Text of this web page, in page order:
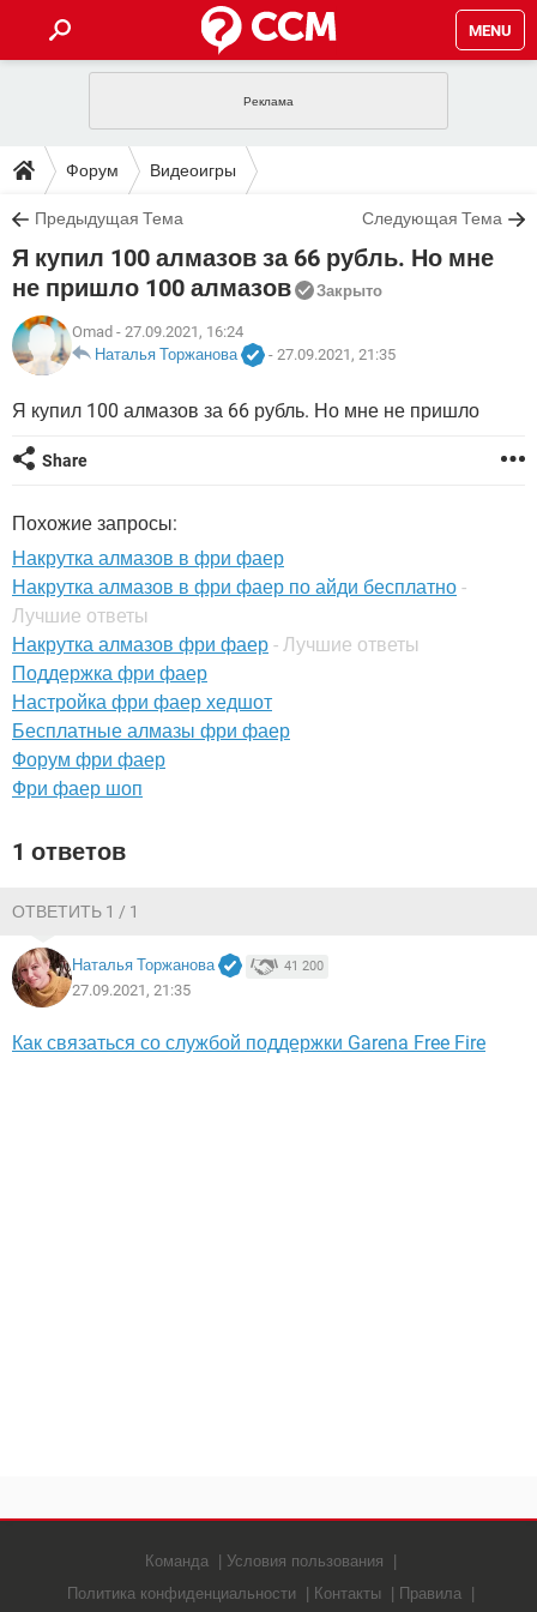
MENU
INSTAGRAM
ИГРЫ WINDOWS 10
ВКОНТАКТЕ ВИДЕО
GOOGLE YANDEX
ПОЛЕЗНЫЕ СОВЕТЫ
TIKTOK
FACEBOOK ИГРЫ
WINDOWS 10
ВИДЕО GOOGLE
YANDEX
ЗАГРУЗКИ
TIKTOK TELEGRAM
WHATSAPP INSTAGRAM
FACEBOOK
ВИДЕО GOOGLE
YANDEX
ФОРУМ
TIKTOK
WHATSAPP INSTAGRAM
FACEBOOK ИГРЫ
WINDOWS 10
YANDEX
ЭНЦИКЛОПЕДИЯ
WHATSAPP INSTAGRAM
FACEBOOK
YANDEX
Форум Видеоигры
Предыдущая Тема Следующая Тема
Я купил 100 алмазов за 66 рубль. Но мне
не пришло 100 алмазов
Закрыто
Omad - 27.09.2021, 16:24
Наталья Торжанова
- 27.09.2021, 21:35
Я купил 100 алмазов за 66 рубль. Но мне не пришло
Share
Похожие запросы:
Накрутка алмазов в фри фаер
Накрутка алмазов в фри фаер по айди бесплатно -
Лучшие ответы
Накрутка алмазов фри фаер - Лучшие ответы
Поддержка фри фаер
Настройка фри фаер хедшот
Бесплатные алмазы фри фаер
Форум фри фаер
Фри фаер шоп
1 ответов
ОТВЕТИТЬ 1 / 1
Наталья Торжанова 41 200
27.09.2021, 21:35
Как связаться со службой поддержки Garena Free Fire
Команда
Условия пользования
Политика конфиденциальности
Контакты Правила